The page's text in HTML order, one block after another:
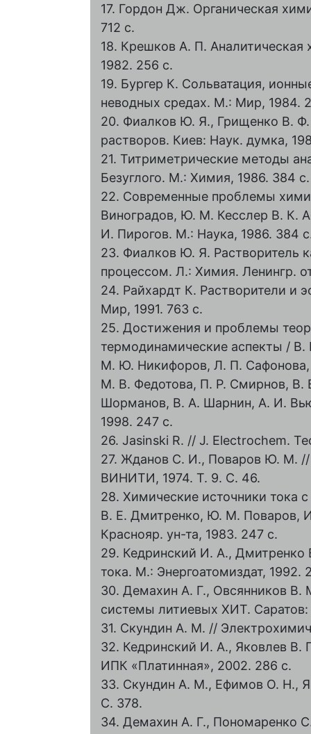
17. Гордон Дж. Органическая
712 с.
18. Крешков А. П.
1982. 256 с.
19. Бургер К. Сольватация,
неводных средах. М.: Мир, 1984.
20. Фиалков Ю. Я., Грищенко В.
растворов. Киев: Наук. думка,
21. Титриметрические методы
Безуглого. М.: Химия, 1986. 384 с.
22. Современные проблемы
Виноградов, Ю. М. Кесслер В. К.
И. Пирогов. М.: Наука, 1986. 384
23. Фиалков Ю. Я. Растворитель
процессом. Л.: Химия. Ленингр.
24. Райхардт К. Растворители и
Мир, 1991. 763 с.
25. Достижения и проблемы
термодинамические аспекты /
М. Ю. Никифоров, Л. П.
М. В. Федотова, П. Р. Смирнов, В.
Шорманов, В. А. Шарнин, А. И.
1998. 247 с.
26. Jasinski R. // J. Electrochem.
27. Жданов С. И., Поваров Ю. М. //
ВИНИТИ, 1974. Т. 9. С. 46.
28. Химические источники тока
В. Е. Дмитренко, Ю. М. Поваров,
Краснояр. ун-та, 1983. 247 с.
29. Кедринский И. А., Дмитренко
тока. М.: Энергоатомиздат, 1992.
30. Демахин А. Г., Овсянников
системы литиевых ХИТ.
31. Скундин А. М. //
32. Кедринский И. А., Яковлев В.
ИПК «Платинная», 2002. 286 с.
33. Скундин А. М., Ефимов О. Н.,
С. 378.
34. Демахин А. Г., Пономаренко